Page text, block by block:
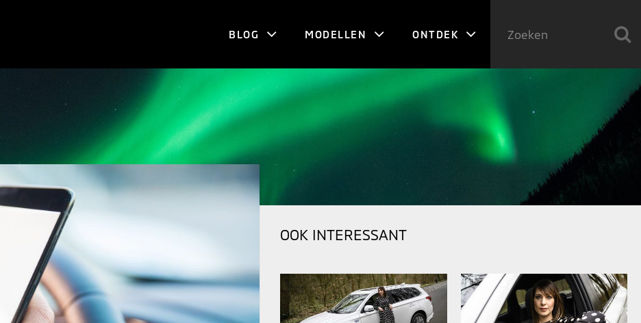
BLOG MODELLEN ONTDEK
OOK INTERESSANT